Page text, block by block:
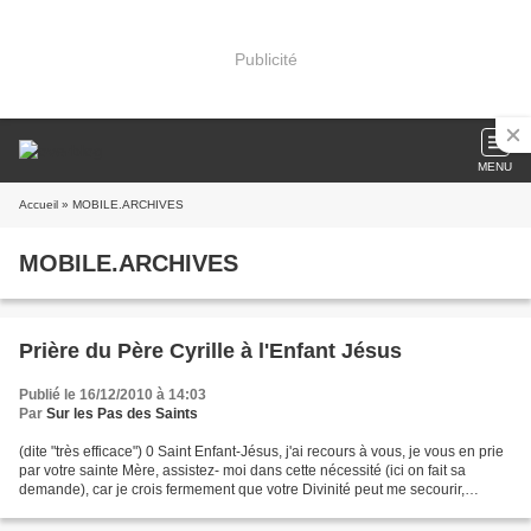
Publicité
MENU
Accueil » MOBILE.ARCHIVES
MOBILE.ARCHIVES
Prière du Père Cyrille à l'Enfant Jésus
Publié le 16/12/2010 à 14:03
Par Sur les Pas des Saints
(dite "très efficace") 0 Saint Enfant-Jésus, j'ai recours à vous, je vous en prie
par votre sainte Mère, assistez- moi dans cette nécessité (ici on fait sa
demande), car je crois fermement que votre Divinité peut me secourir,